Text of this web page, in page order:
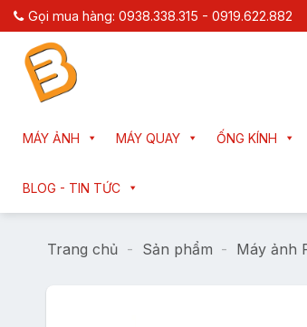
Chuyển
đến
dung
Gọi mua hàng: 0938.338.315 - 0919.622.882
MÁY ẢNH MÁY QUAY ỐNG KÍNH
BLOG - TIN TỨC
Trang chủ - Sản phẩm - Máy ảnh